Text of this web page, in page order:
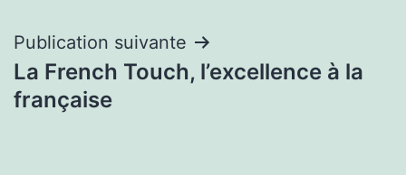
Publication suivante
La French Touch, l’excellence à la
française